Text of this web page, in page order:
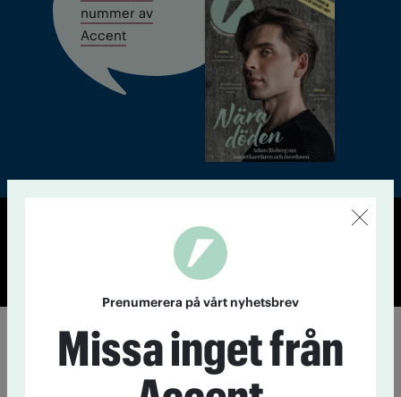
nummer av
Accent
© Tidningen Accent 2026
Personuppgiftspolicy
Prenumerera på vårt nyhetsbrev
Missa inget från